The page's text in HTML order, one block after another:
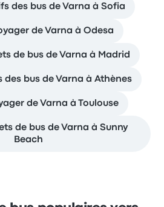
des bus de Varna à Sofia
de Varna à Odesa
de bus de Varna à Madrid
des bus de Varna à Athènes
de Varna à Toulouse
de bus de Varna à Sunny
Beach